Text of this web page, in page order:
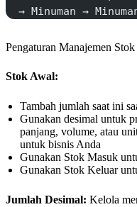
→ Minuman →
Pengaturan Manajemen Stok
Stok Awal:
Tambah jumlah saat ini
Gunakan desimal untuk
panjang, volume, atau
untuk bisnis Anda
Gunakan Stok Masuk
Gunakan Stok Keluar
Jumlah Desimal: Kelola